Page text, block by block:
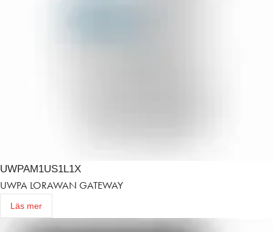
UWPAM1US1L1X
UWPA LORAWAN GATEWAY
Läs mer